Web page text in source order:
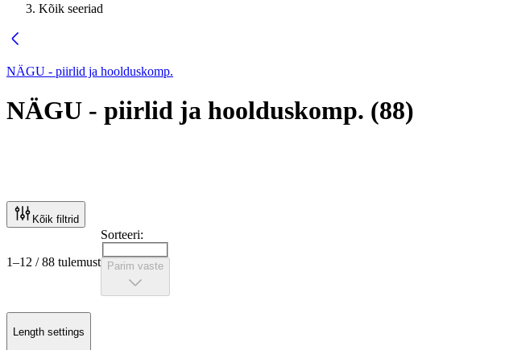
Kõik seeriad
NÄGU - piirlid ja hoolduskomp.
NÄGU - piirlid ja hoolduskomp. (88)
Kõik filtrid
1–12 / 88 tulemust
Sorteeri:
Parim vaste
Length settings